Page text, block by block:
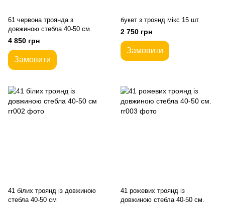
61 червона троянда з
довжиною стебла 40-50 см
4 850 грн
Замовити
букет з троянд мікс 15 шт
2 750 грн
Замовити
41 білих троянд із довжиною
стебла 40-50 см
41 рожевих троянд із
довжиною стебла 40-50 см.